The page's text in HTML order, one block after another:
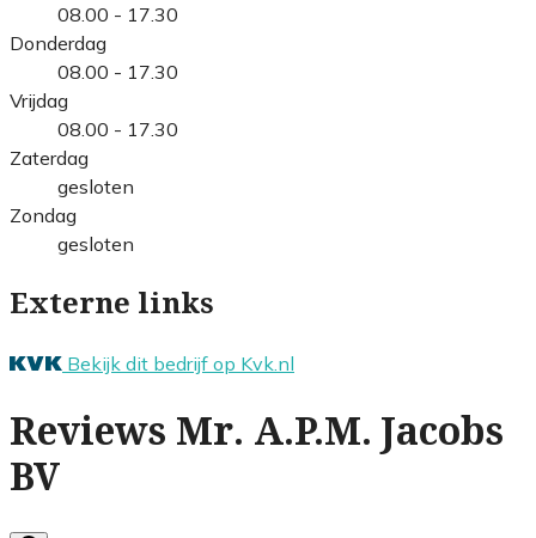
08.00 - 17.30
Donderdag
08.00 - 17.30
Vrijdag
08.00 - 17.30
Zaterdag
gesloten
Zondag
gesloten
Externe links
Bekijk dit bedrijf op Kvk.nl
Reviews Mr. A.P.M. Jacobs
BV